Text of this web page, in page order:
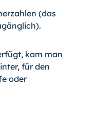
(das
kam man
für den
oder